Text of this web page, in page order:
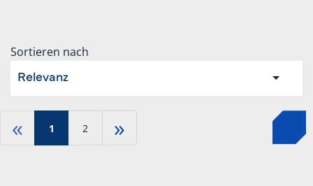
Sortieren nach
Relevanz
« 1 2 »